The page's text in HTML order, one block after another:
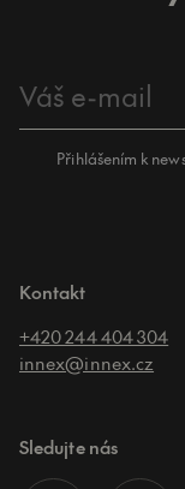
Přihlášením k
Kontakt
+420 244 404 304
innex@innex.cz
Sledujte nás